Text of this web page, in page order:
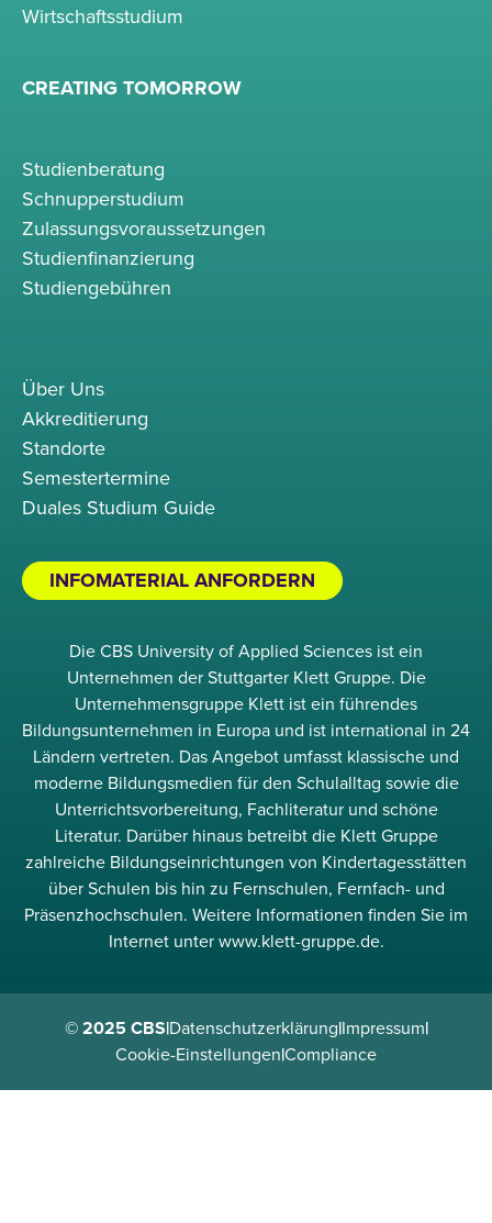
Wirtschaftsstudium
CREATING TOMORROW
Studienberatung
Schnupperstudium
Zulassungsvoraussetzungen
Studienfinanzierung
Studiengebühren
Über Uns
Akkreditierung
Standorte
Semestertermine
Duales Studium Guide
INFOMATERIAL ANFORDERN
Die CBS University of Applied Sciences ist ein
Unternehmen der Stuttgarter Klett Gruppe. Die
Unternehmensgruppe Klett ist ein führendes
Bildungsunternehmen in Europa und ist international in 24
Ländern vertreten. Das Angebot umfasst klassische und
moderne Bildungsmedien für den Schulalltag sowie die
Unterrichtsvorbereitung, Fachliteratur und schöne
Literatur. Darüber hinaus betreibt die Klett Gruppe
zahlreiche Bildungseinrichtungen von Kindertagesstätten
über Schulen bis hin zu Fernschulen, Fernfach- und
Präsenzhochschulen. Weitere Informationen finden Sie im
Internet unter www.klett-gruppe.de.
© 2025 CBS|Datenschutzerklärung|Impressum|
Cookie-Einstellungen|Compliance